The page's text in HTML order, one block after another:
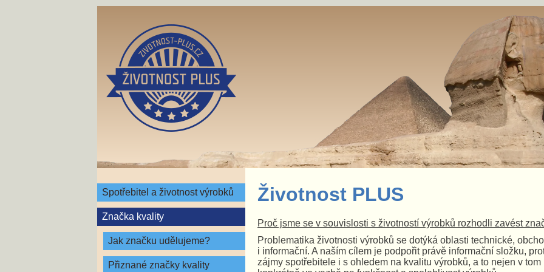
Spotřebitel a životnost výrobků
Značka kvality
Jak značku udělujeme?
Přiznané značky kvality
Životnost PLUS
Proč jsme se v souvislosti s životností výrobků rozhodli zavést
Problematika životnosti výrobků se dotýká oblasti technické,
i informační. A naším cílem je podpořit právě informační složku,
zájmy spotřebitele i s ohledem na kvalitu výrobků, a to nejen v